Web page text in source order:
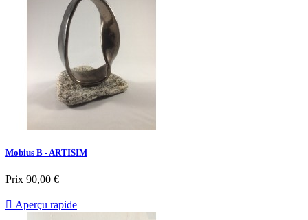
Mobius B - ARTISIM
Prix 90,00 €
 Aperçu rapide